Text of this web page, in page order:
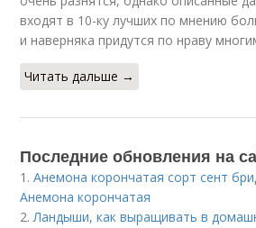
входят в 10-ку лучших по мнению
и наверняка придутся по нраву
Читать дальше →
Последние обновления на
1.Анемона корончатая сорт сент
Анемона корончатая
2.Ландыши, как выращивать в